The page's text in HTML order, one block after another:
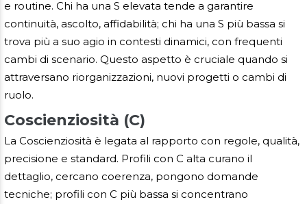
e routine. Chi ha una S elevata tende a garantire
continuità, ascolto, affidabilità; chi ha una S più bassa si
trova più a suo agio in contesti dinamici, con frequenti
cambi di scenario. Questo aspetto è cruciale quando si
attraversano riorganizzazioni, nuovi progetti o cambi di
ruolo.
Coscienziosità (C)
La Coscienziosità è legata al rapporto con regole, qualità,
precisione e standard. Profili con C alta curano il
dettaglio, cercano coerenza, pongono domande
tecniche; profili con C più bassa si concentrano